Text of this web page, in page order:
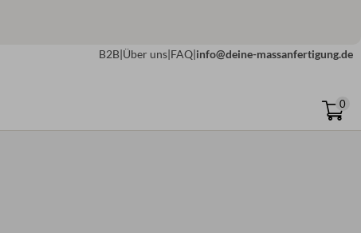
B2B|Über uns|FAQ|info@deine-massanfertigung.de
0